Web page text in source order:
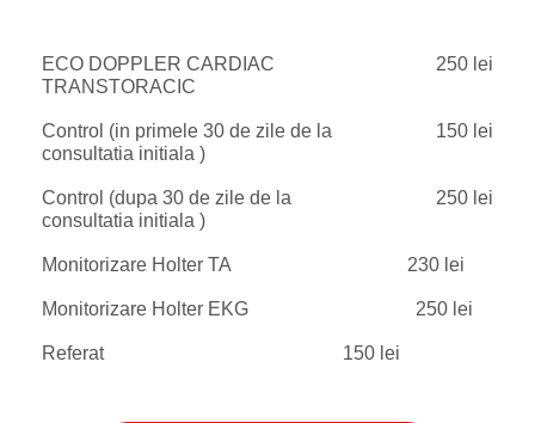
ECO DOPPLER CARDIAC
TRANSTORACIC
250 lei
Control (in primele 30 de zile de la
consultatia initiala )
150 lei
Control (dupa 30 de zile de la
consultatia initiala )
250 lei
Monitorizare Holter TA 230 lei
Monitorizare Holter EKG 250 lei
Referat 150 lei